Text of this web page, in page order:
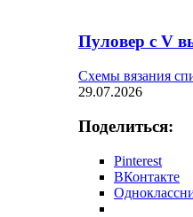
Пуловер с V
Схемы вязания
29.07.2026
Поделиться:
Pinterest
ВКонтакте